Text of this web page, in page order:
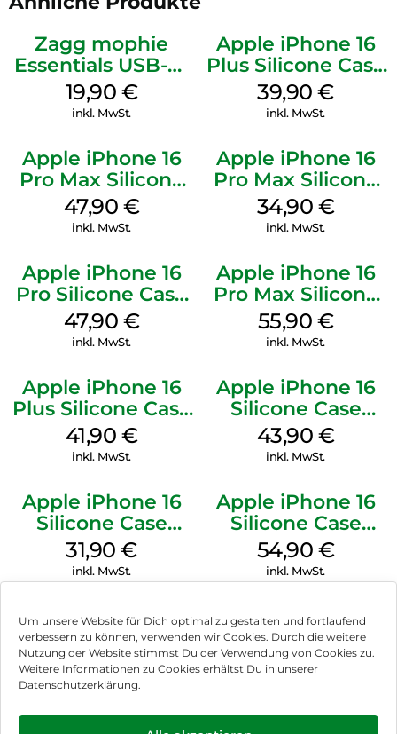
Um unsere Website für Dich optimal zu gestalten und fortlaufend
verbessern zu können, verwenden wir Cookies. Durch die weitere
Nutzung der Website stimmst Du der Verwendung von Cookies zu.
Weitere Informationen zu Cookies erhältst Du in unserer
Datenschutzerklärung.
Zagg mophie
Essentials USB-C-
20W Charger PD
Weiß
19,90 €
inkl. MwSt.
Apple iPhone 16
Plus Silicone Case
MagSafe Plum
39,90€
inkl. MwSt.
Apple iPhone 16
Pro Max Silicone
Case MagSafe
Black
47,90 €
inkl. MwSt.
Apple iPhone 16
Pro Max Silicone
Case MagSafe
Denim
34,90 €
inkl. MwSt.
Apple iPhone 16
Pro Silicone Case
MagSafe Denim
47,90 €
inkl. MwSt.
Apple iPhone 16
Pro Max Silicone
Case MagSafe
Stone Gray
55,90 €
inkl. MwSt.
Apple iPhone 16
Plus Silicone Case
MagSafe Stone
Gray
41,90 €
inkl. MwSt.
Apple iPhone 16
Silicone Case
MagSafe Plum
43,90 €
inkl. MwSt.
Apple iPhone 16
Silicone Case
MagSafe Fuchsia
31,90€
inkl. MwSt.
Apple iPhone 16
Silicone Case
MagSafe Lake
Green
54,90 €
inkl. MwSt.
Impressum